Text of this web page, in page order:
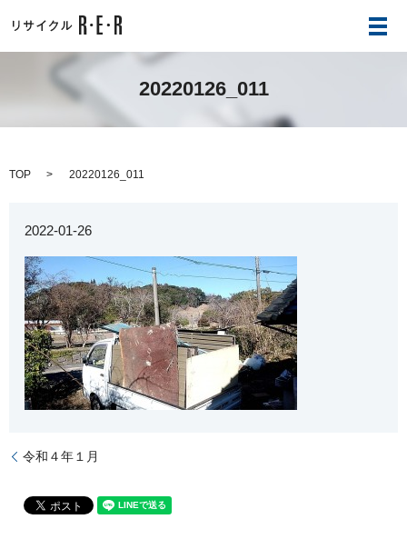
メ
20220126_011
TOP 20220126_011
2022-01-26
令和４年１月